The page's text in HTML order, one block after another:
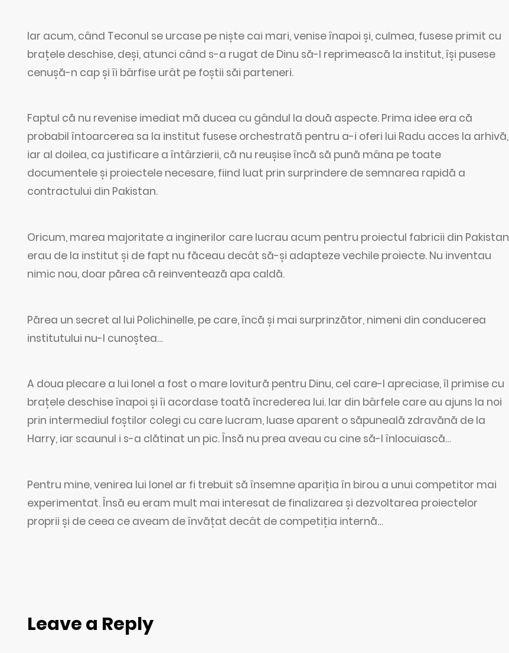
Iar acum, când Teconul se urcase pe niște cai mari, venise înapoi și, culmea, fusese primit cu
brațele deschise, deși, atunci când s-a rugat de Dinu să-l reprimească la institut, își pusese
cenușă-n cap și îi bârfise urât pe foștii săi parteneri.
Faptul că nu revenise imediat mă ducea cu gândul la două aspecte. Prima idee era că
probabil întoarcerea sa la institut fusese orchestrată pentru a-i oferi lui Radu acces la arhivă,
iar al doilea, ca justificare a întârzierii, că nu reușise încă să pună mâna pe toate
documentele și proiectele necesare, fiind luat prin surprindere de semnarea rapidă a
contractului din Pakistan.
Oricum, marea majoritate a inginerilor care lucrau acum pentru proiectul fabricii din Pakistan
erau de la institut și de fapt nu făceau decât să-și adapteze vechile proiecte. Nu inventau
nimic nou, doar părea că reinventează apa caldă.
Părea un secret al lui Polichinelle, pe care, încă și mai surprinzător, nimeni din conducerea
institutului nu-l cunoștea…
A doua plecare a lui Ionel a fost o mare lovitură pentru Dinu, cel care-l apreciase, îl primise cu
brațele deschise înapoi și îi acordase toată încrederea lui. Iar din bârfele care au ajuns la noi
prin intermediul foștilor colegi cu care lucram, luase aparent o săpuneală zdravănă de la
Harry, iar scaunul i s-a clătinat un pic. Însă nu prea aveau cu cine să-l înlocuiască…
Pentru mine, venirea lui Ionel ar fi trebuit să însemne apariția în birou a unui competitor mai
experimentat. Însă eu eram mult mai interesat de finalizarea și dezvoltarea proiectelor
proprii și de ceea ce aveam de învățat decât de competiția internă…
Leave a Reply